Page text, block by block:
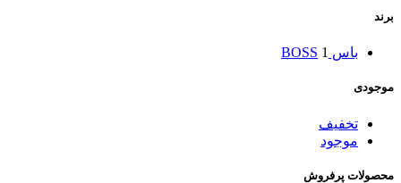
برند
باس BOSS 1
موجودی
تخفیف
موجود
محصولات پرفروش